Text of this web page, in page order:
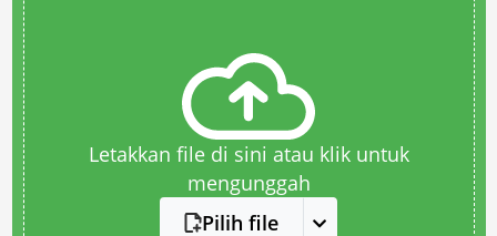
Letakkan file di sini atau klik untuk
mengunggah
Pilih file